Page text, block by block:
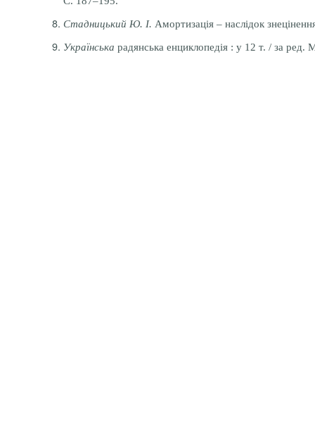
Стадницький Ю. І. Амортизація – наслідок
Українська радянська енциклопедія : у 12 т. / за